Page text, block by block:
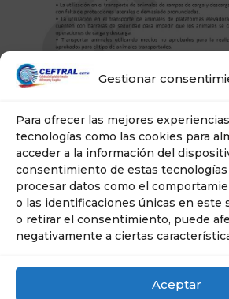
Gestionar
Para ofrecer las mejores
tecnologías como las cookies para
acceder a la información del
consentimiento de estas
procesar datos como el
o las identificaciones únicas en este
o retirar el consentimiento, puede
negativamente a ciertas
Aceptar